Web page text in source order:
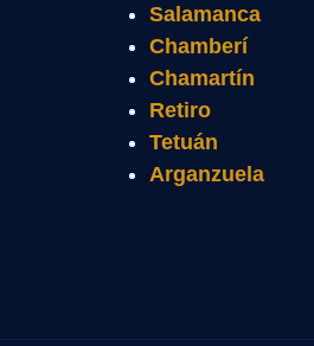
Salamanca
Chamberí
Chamartín
Retiro
Tetuán
Arganzuela